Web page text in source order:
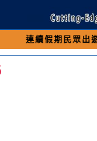
民眾出遊可先撥打